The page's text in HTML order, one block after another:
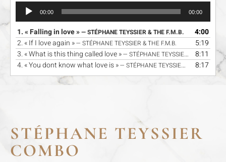
Lecteur
audio
00:00 00:00
1.« Falling in love »— STÉPHANE TEYSSIER & THE F.M.B.
4:00
2.« If I love again »— STÉPHANE TEYSSIER & THE F.M.B.
5:19
3.« What is this thing called love »— STÉPHANE TEYSSIER & THE F.M.B.
8:11
4.« You dont know what love is »— STÉPHANE TEYSSIER & THE F.M.B. 8:17
STÉPHANE TEYSSIER
COMBO